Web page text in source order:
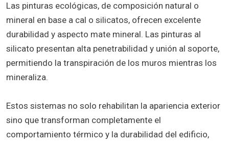
Las pinturas ecológicas, de composición natural o
mineral en base a cal o silicatos, ofrecen excelente
durabilidad y aspecto mate mineral. Las pinturas al
silicato presentan alta penetrabilidad y unión al soporte,
permitiendo la transpiración de los muros mientras los
mineraliza.
Estos sistemas no solo rehabilitan la apariencia exterior
sino que transforman completamente el
comportamiento térmico y la durabilidad del edificio,